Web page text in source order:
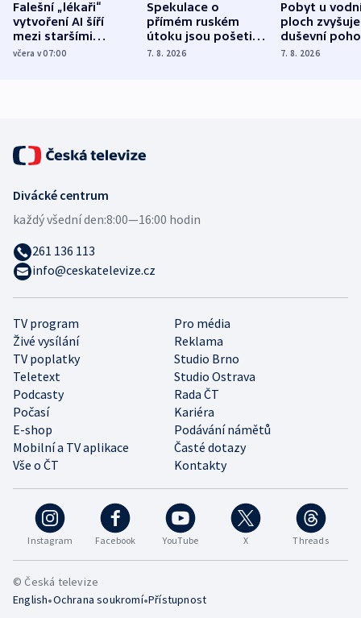
Falešní „lékaři“
vytvoření AI šíří
mezi staršími
Poláky nebezpečné
včera v 07:00
Spekulace o
přímém ruském
útoku jsou pošetilé,
míní estonský
7. 8. 2026
Pobyt u
ploch zvyšuje
duševní
ukázala
7. 8. 2026
Instagram Facebook YouTube X Threads
TV program
Pro média
Živé vysílání
Reklama
TV poplatky
Studio Brno
Teletext
Studio Ostrava
Podcasty
Rada ČT
Počasí
Kariéra
E-shop
Podávání námětů
Mobilní a TV aplikace
Časté dotazy
Vše o ČT
Kontakty
Divácké centrum
každý všední den:8:00—16:00 hodin
261 136 113
info@ceskatelevize.cz
© Česká televize
English•Ochrana soukromí•Přístupnost